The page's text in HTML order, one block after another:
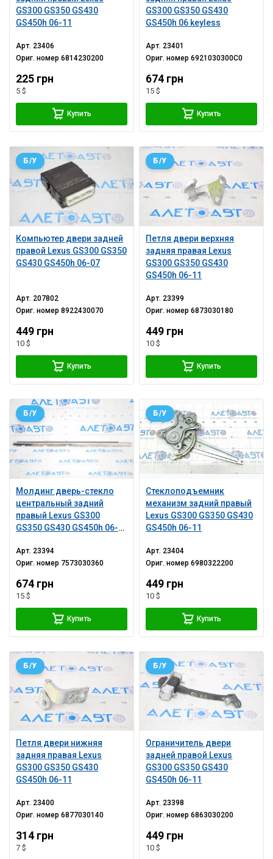
GS300 GS350 GS430
GS450h 06-11
Арт. 23406
Ориг. номер6814230200
225 грн
5 $
Купить
GS300 GS350 GS430
GS450h 06 keyless
Арт. 23401
Ориг. номер6921030300C0
674 грн
15 $
Купить
Компьютер двери задней
правой Lexus GS300 GS350
GS430 GS450h 06-07
Б/У
Арт. 207802
Ориг. номер8922430070
449 грн
10 $
Купить
Петля двери верхняя
задняя правая Lexus
GS300 GS350 GS430
GS450h 06-11
Б/У
Арт. 23399
Ориг. номер6873030180
449 грн
10 $
Купить
Молдинг дверь-стекло
центральный задний
правый Lexus GS300
GS350 GS430 GS450h 06-
Б/У
Арт. 23394
Ориг. номер 7573030360
674 грн
15 $
Купить
Стеклоподъемник
механизм задний правый
Lexus GS300 GS350 GS430
GS450h 06-11
Б/У
Арт. 23404
Ориг. номер6980322200
449 грн
10 $
Купить
Петля двери нижняя
задняя правая Lexus
GS300 GS350 GS430
GS450h 06-11
Б/У
Арт. 23400
Ориг. номер6877030140
314 грн
7 $
Ограничитель двери
задней правой Lexus
GS300 GS350 GS430
GS450h 06-11
Б/У
Арт. 23398
Ориг. номер6863030200
449 грн
10 $